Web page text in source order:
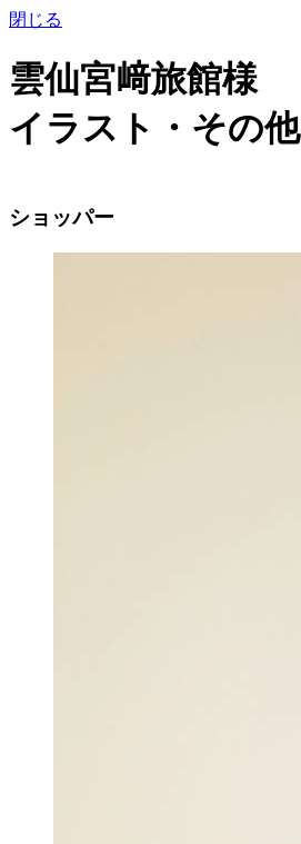
閉じる
雲仙宮﨑旅館様
イラスト・その他
ショッパー